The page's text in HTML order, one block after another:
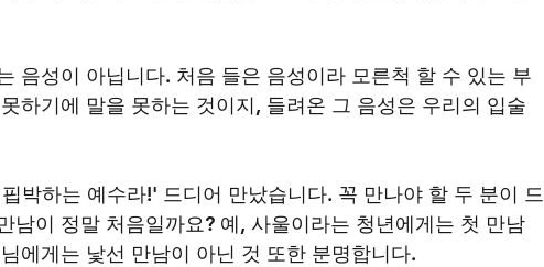
음성이 아닙니다. 처음 들은 음성이라 모른척 할 수 있는 부
하기에 말을 못하는 것이지, 들려온 그 음성은 우리의 입술
박하는 예수라!' 드디어 만났습니다. 꼭 만나야 할 두 분이 드
남이 정말 처음일까요? 예, 사울이라는 청년에게는 첫 만남
에게는 낯선 만남이 아닌 것 또한 분명합니다.